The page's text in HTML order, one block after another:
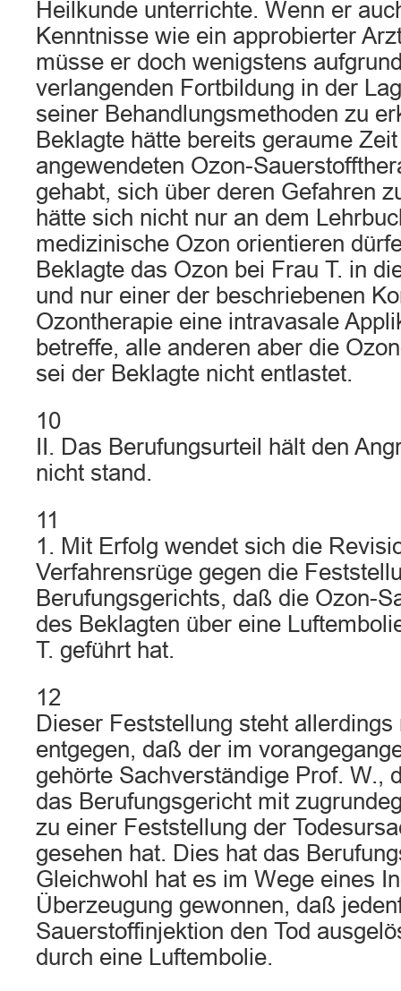
Heilkunde unterrichte. Wenn er
Kenntnisse wie ein approbierter
müsse er doch wenigstens
verlangenden Fortbildung in der
seiner Behandlungsmethoden zu
Beklagte hätte bereits geraume
angewendeten Ozon-
gehabt, sich über deren Gefahren
hätte sich nicht nur an dem
medizinische Ozon orientieren
Beklagte das Ozon bei Frau T. in
und nur einer der beschriebenen
Ozontherapie eine intravasale
betreffe, alle anderen aber die
sei der Beklagte nicht entlastet.
10
II. Das Berufungsurteil hält den
nicht stand.
11
1. Mit Erfolg wendet sich die
Verfahrensrüge gegen die
Berufungsgerichts, daß die Ozon-
des Beklagten über eine
T. geführt hat.
12
Dieser Feststellung steht allerdings
entgegen, daß der im
gehörte Sachverständige Prof. W.,
das Berufungsgericht mit
zu einer Feststellung der
gesehen hat. Dies hat das
Gleichwohl hat es im Wege eines
Überzeugung gewonnen, daß
Sauerstoffinjektion den Tod
durch eine Luftembolie.